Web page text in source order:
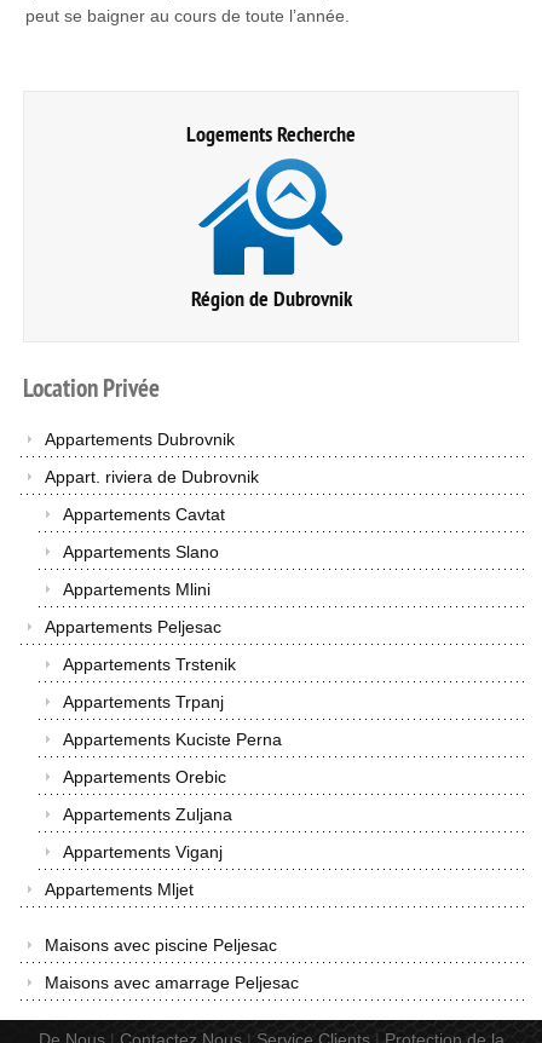
peut se baigner au cours de toute l’année.
Logements Recherche
Région de Dubrovnik
LocationPrivée
Appartements Dubrovnik
Appart. riviera de Dubrovnik
Appartements Cavtat
Appartements Slano
Appartements Mlini
Appartements Peljesac
Appartements Trstenik
Appartements Trpanj
Appartements Kuciste Perna
Appartements Orebic
Appartements Zuljana
Appartements Viganj
Appartements Mljet
Maisons avec piscine Peljesac
Maisons avec amarrage Peljesac